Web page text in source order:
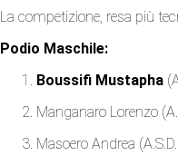
La competizione, resa più
Podio Maschile:
Boussifi Mustapha
Manganaro Lorenzo
Masoero Andrea